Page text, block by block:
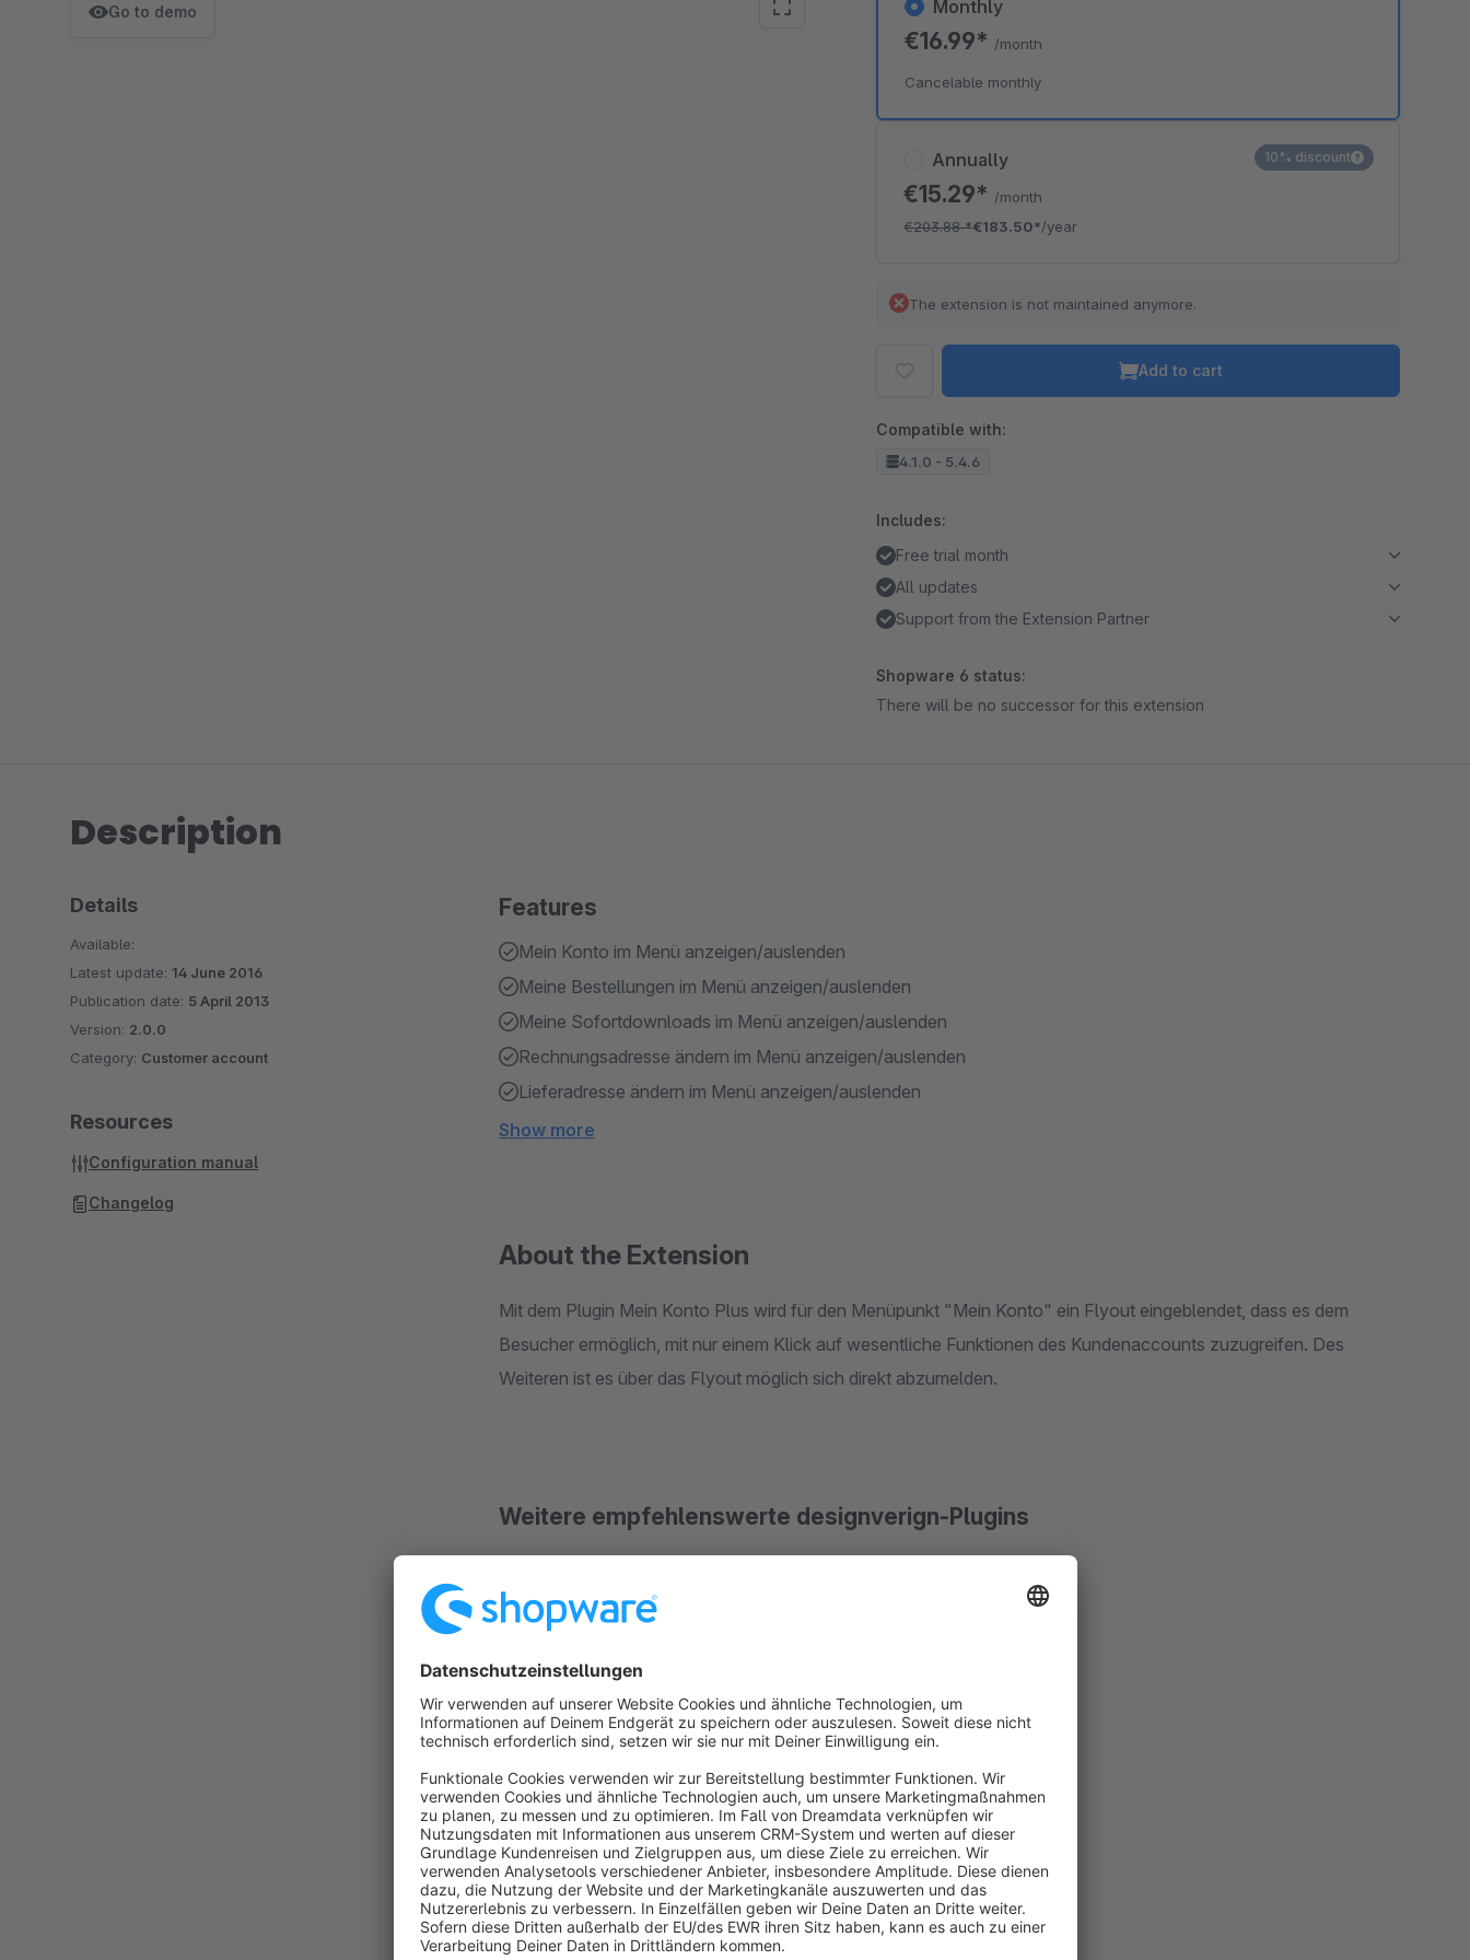
Go to demo
Annually
€15.29* /month
€203.88*€183.50*/year
10% discount
Monthly
€16.99* /month
Cancelable monthly
The extension is not maintained anymore.
Add to cart
Compatible with:
4.1.0 - 5.4.6
Includes:
Free trial month
All updates
Support from the Extension Partner
Shopware 6 status:
There will be no successor for this extension
Description
Features
Mein Konto im Menü anzeigen/auslenden
Meine Bestellungen im Menü anzeigen/auslenden
Meine Sofortdownloads im Menü anzeigen/auslenden
Rechnungsadresse ändern im Menü anzeigen/auslenden
Lieferadresse ändern im Menü anzeigen/auslenden
Show more
About the Extension
Mit dem Plugin Mein Konto Plus wird für den Menüpunkt "Mein Konto" ein Flyout eingeblendet, dass es dem
Besucher ermöglich, mit nur einem Klick auf wesentliche Funktionen des Kundenaccounts zuzugreifen. Des
Weiteren ist es über das Flyout möglich sich direkt abzumelden.
Weitere empfehlenswerte designverign-Plugins
Preisfilter
Mein Konto Plus
Scroll To Top
Thumbnail Slider
Google WebFonts
Ähnliche Artikel Slider
TrustedShops Bewertungs-Reminder
Warenkorb CrossSellings
Details
Available:
Latest update: 14 June 2016
Publication date: 5 April 2013
Version: 2.0.0
Category: Customer account
Resources
Configuration manual
Changelog